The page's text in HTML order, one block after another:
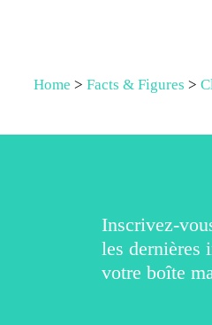
Home > Facts & Figures >
Inscrivez-
les dernières
votre boîte